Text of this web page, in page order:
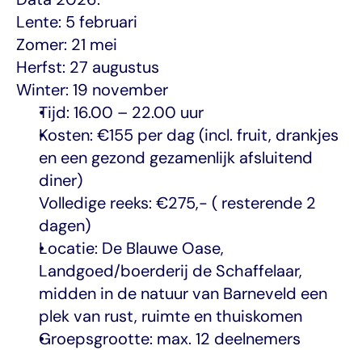
Lente: 5 februari
Zomer: 21 mei
Herfst: 27 augustus
Winter: 19 november
Tijd: 16.00 – 22.00 uur
Kosten: €155 per dag (incl. fruit, drankjes
en een gezond gezamenlijk afsluitend
diner)
Volledige reeks: €275,- ( resterende 2
dagen)
Locatie: De Blauwe Oase,
Landgoed/boerderij de Schaffelaar,
midden in de natuur van Barneveld een
plek van rust, ruimte en thuiskomen
Groepsgrootte: max. 12 deelnemers